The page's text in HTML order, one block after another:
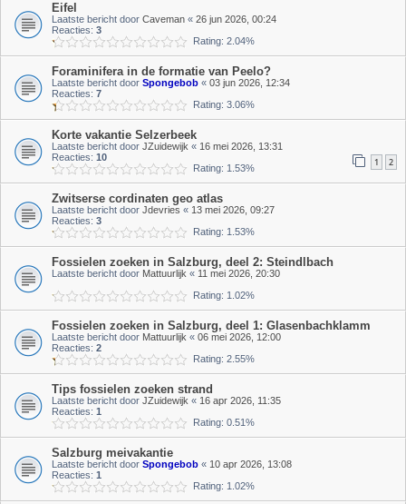
Eifel
Laatste bericht door Caveman « 26 jun 2026, 00:24
Reacties: 3
Rating: 2.04%
Foraminifera in de formatie van Peelo?
Laatste bericht door Spongebob « 03 jun 2026, 12:34
Reacties: 7
Rating: 3.06%
Korte vakantie Selzerbeek
Laatste bericht door JZuidewijk « 16 mei 2026, 13:31
Reacties: 10 1 2
Rating: 1.53%
Zwitserse cordinaten geo atlas
Laatste bericht door Jdevries « 13 mei 2026, 09:27
Reacties: 3
Rating: 1.53%
Fossielen zoeken in Salzburg, deel 2: Steindlbach
Laatste bericht door Mattuurlijk « 11 mei 2026, 20:30
Rating: 1.02%
Fossielen zoeken in Salzburg, deel 1: Glasenbachklamm
Laatste bericht door Mattuurlijk « 06 mei 2026, 12:00
Reacties: 2
Rating: 2.55%
Tips fossielen zoeken strand
Laatste bericht door JZuidewijk « 16 apr 2026, 11:35
Reacties: 1
Rating: 0.51%
Salzburg meivakantie
Laatste bericht door Spongebob « 10 apr 2026, 13:08
Reacties: 1
Rating: 1.02%